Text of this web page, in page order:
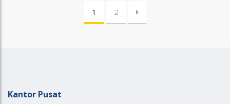
1 2
Kantor Pusat